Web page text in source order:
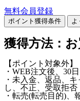
無料会員登録
ポイント獲得条件 よ
獲得方法：
【ポイント対象外】
・WEB注文後、30
・未入金、返品、
し、不正、受取拒否
・転売(転売目的)、